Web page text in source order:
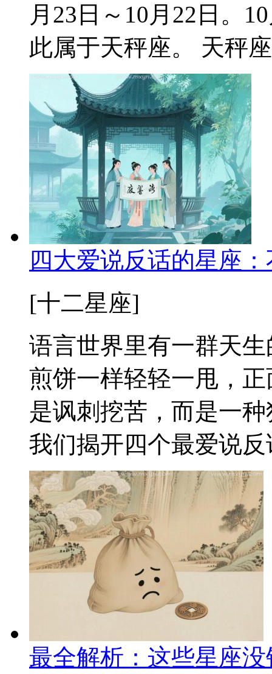
月23日～10月22日。
此属于天秤座。 天秤
四大爱说反话的星座
[十二星座]
语言世界里有一群天
煎饼一样轻轻一甩，
是讽刺挖苦，而是一
我们揭开四个最爱说
最全解析：这些星座